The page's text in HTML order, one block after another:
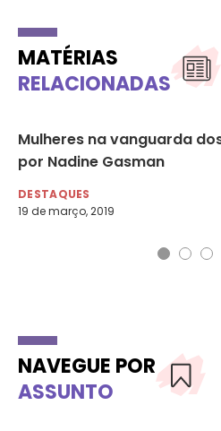
MATÉRIAS
RELACIONADAS
Mulheres na vanguarda
por Nadine Gasman
DESTAQUES
19 de março, 2019
NAVEGUE POR
ASSUNTO